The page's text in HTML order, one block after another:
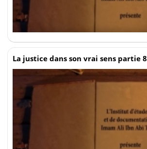
La justice dans son vrai sens partie 8